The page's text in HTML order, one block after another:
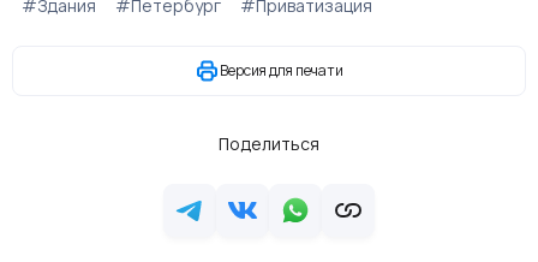
#Здания #Петербург #Приватизация
Версия для печати
Поделиться